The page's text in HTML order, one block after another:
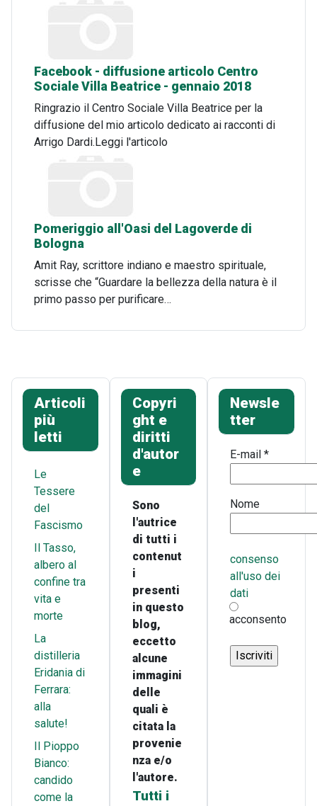
Facebook - diffusione articolo Centro
Sociale Villa Beatrice - gennaio 2018
Ringrazio il Centro Sociale Villa Beatrice per la
diffusione del mio articolo dedicato ai racconti di
Arrigo Dardi.Leggi l'articolo
Pomeriggio all'Oasi del Lagoverde di
Bologna
Amit Ray, scrittore indiano e maestro spirituale,
scrisse che “Guardare la bellezza della natura è il
primo passo per purificare…
Articoli
più
letti
Le
Tessere
del
Fascismo
Il Tasso,
albero al
confine tra
vita e
morte
La
distilleria
Eridania di
Ferrara:
alla
salute!
Il Pioppo
Bianco:
candido
come la
Copyri
ght e
diritti
d'autor
e
Sono
l'autrice
di tutti i
contenut
i
presenti
in questo
blog,
eccetto
alcune
immagini
delle
quali è
citata la
provenie
nza e/o
l'autore.
Tutti i
Newsle
tter
E-mail*
Nome
consenso
all'uso dei
dati
acconsento